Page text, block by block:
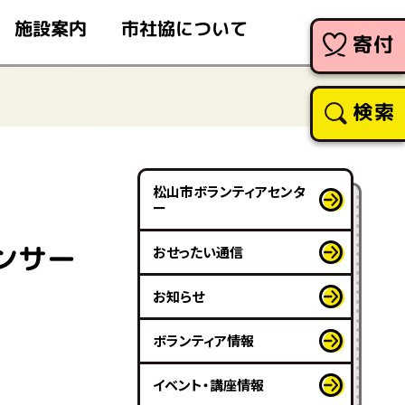
施設案内 市社協について
寄付
検索
サー
松山市ボランティアセンタ
ー
おせったい通信
お知らせ
ボランティア情報
イベント・講座情報